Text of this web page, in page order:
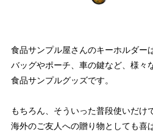
食品サンプル屋さんのキーホルダー
バッグやポーチ、車の鍵など、様々
食品サンプルグッズです。
もちろん、そういった普段使いだけ
海外のご友人への贈り物としても喜